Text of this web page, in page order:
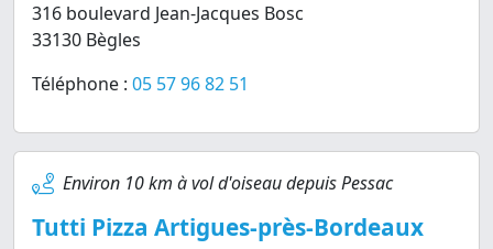
316 boulevard Jean-Jacques Bosc
33130 Bègles
Téléphone : 05 57 96 82 51
Environ 10 km à vol d'oiseau depuis Pessac
Tutti Pizza Artigues-près-Bordeaux